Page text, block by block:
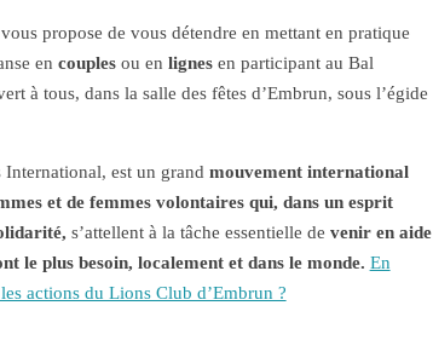
propose de vous détendre en mettant en pratique
en couplesou en lignesen participant au Bal
à tous, dans la salle des fêtes d’Embrun, sous l’égide
est un grand mouvement international
et de femmes volontaires qui, dans un esprit
s’attellent à la tâche essentielle de venir en aide
le plus besoin, localement et dans le monde. En
actions du Lions Club d’Embrun ?